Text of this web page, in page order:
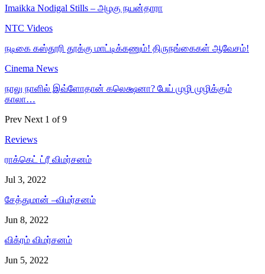
Imaikka Nodigal Stills – அழகு நயன்தாரா
NTC Videos
நடிகை கஸ்தூரி தூக்கு மாட்டிக்கணும்! திருநங்கைகள் ஆவேசம்!
Cinema News
நாலு நாளில் இவ்ளோதான் கலெக்ஷனா? பேய் முழி முழிக்கும்
காலா…
Prev Next 1 of 9
Reviews
ராக்கெட் ட்ரீ விமர்சனம்
Jul 3, 2022
சேத்துமான் –விமர்சனம்
Jun 8, 2022
விக்ரம் விமர்சனம்
Jun 5, 2022